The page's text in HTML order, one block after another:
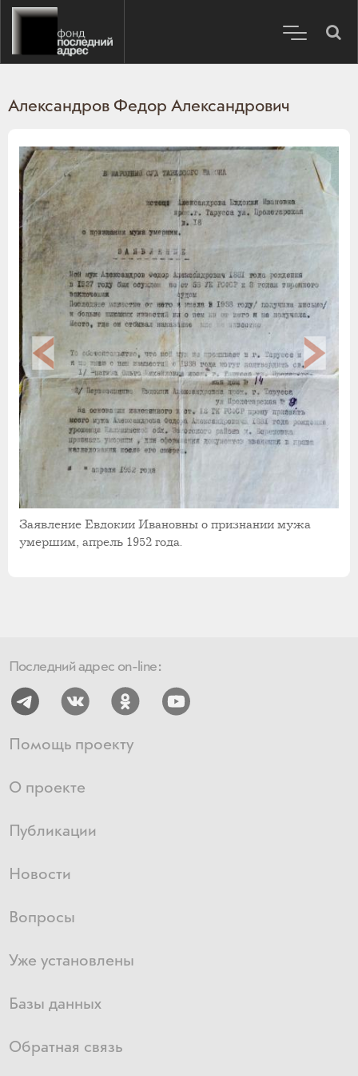
Александров Федор Александрович
Заявление Евдокии Ивановны о признании мужа
умершим, апрель 1952 года.
Последний адрес on-line:
Помощь проекту
О проекте
Публикации
Новости
Вопросы
Уже установлены
Базы данных
Обратная связь